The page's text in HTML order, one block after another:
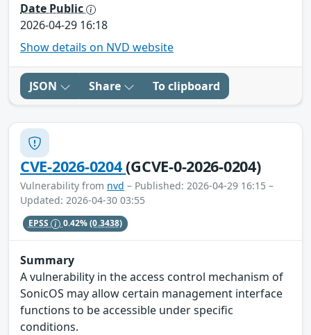
Date Public
2026-04-29 16:18
Show details on NVD website
JSON Share To clipboard
CVE-2026-0204(GCVE-0-2026-0204)
Vulnerability from nvd – Published: 2026-04-29 16:15 –
Updated: 2026-04-30 03:55
EPSS 0.42%(0.3438)
Summary
A vulnerability in the access control mechanism of
SonicOS may allow certain management interface
functions to be accessible under specific
conditions.